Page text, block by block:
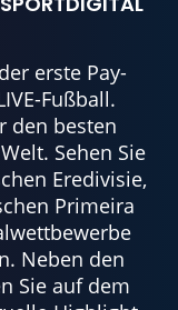
erste Pay-
Fußball.
den besten
Sehen Sie
Eredivisie,
Primeira
Neben den
Sie auf dem